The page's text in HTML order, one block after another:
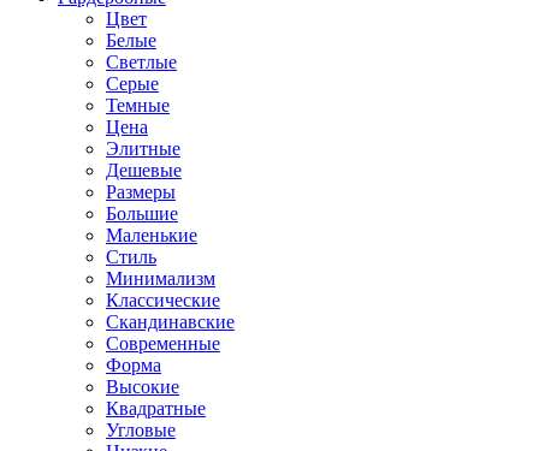
Цвет
Белые
Светлые
Серые
Темные
Цена
Элитные
Дешевые
Размеры
Большие
Маленькие
Стиль
Минимализм
Классические
Скандинавские
Современные
Форма
Высокие
Квадратные
Угловые